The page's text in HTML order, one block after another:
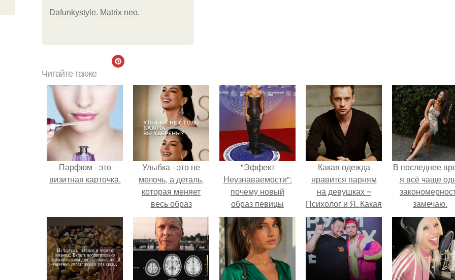
Dafunkystyle. Matrix neo.
Читайте также
Парфюм - это
визитная карточка.
Улыбка - это не
мелочь, а деталь,
которая меняет
весь образ
человека.
"Эффект
Неузнаваемости":
почему новый
образ певицы
вызвал споры о
гранях
возможного?
Какая одежда
нравится парням
на девушках ~
Психолог и Я. Какая
одежда на парнях
нравится девушкам
В последнее
я всё чаще
замечаю.